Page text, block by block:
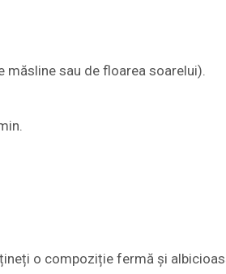
măsline sau de floarea soarelui).
o compoziție fermă și